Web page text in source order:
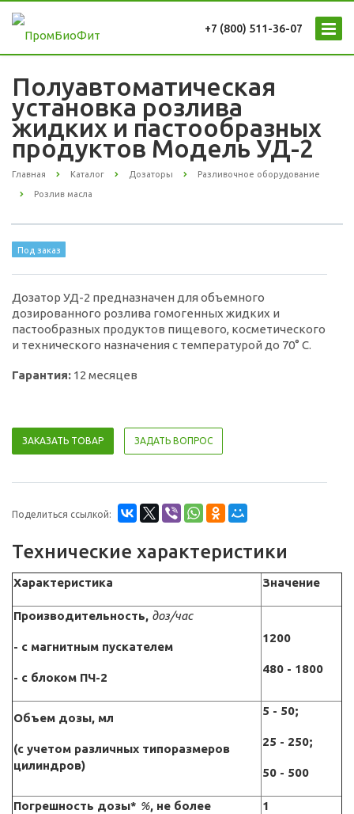
+7 (800) 511-36-07
Полуавтоматическая
установка розлива
жидких и пастообразных
продуктов Модель УД-2
Главная Каталог Дозаторы Разливочное оборудование
Розлив масла
Под заказ
Дозатор УД-2 предназначен для объемного
дозированного розлива гомогенных жидких и
пастообразных продуктов пищевого, косметического
и технического назначения с температурой до 70° С.
Гарантия: 12 месяцев
ЗАКАЗАТЬ ТОВАР ЗАДАТЬ ВОПРОС
Поделиться ссылкой:
Технические характеристики
Характеристика Значение
Производительность, доз/час
- с магнитным пускателем
- с блоком ПЧ-2
1200
480 - 1800
Объем дозы, мл
(с учетом различных типоразмеров
цилиндров)
5 - 50;
25 - 250;
50 - 500
Погрешность дозы* %, не более 1